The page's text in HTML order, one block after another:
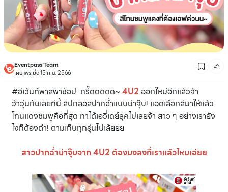
Eventpass Team
เผยแพร่เมื่อ 15 ก.ย. 2566
#อีเว้นท์พาสพาช้อป กรี๊ดดดดด~ 4U2 ออกใหม่อีกแล้วจ้า
ว้าวุ่นกันเลยทีนี้ ลิปกลอสปากฉ่ำแบบน่าจุ๊บ! แอดเลือกสีมาให้แล้ว
โทนแดงชมพูคือที่สุด ทาได้เอวี่เดย์ลุคไปเลยจ้า สาว ๆ อย่างเรายัง
ไงก็ต้องตำ! ตามเก็บทุกรุ่นไปเล้ยยย
สาวปากฉ่ำน่าจุ๊บจาก 4U2 ต้องมงลงที่เราแล้วไหมเอ่ยย